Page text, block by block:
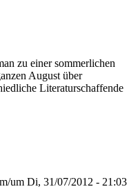
zu einer sommerlichen
August über
Literaturschaffende
um Di, 31/07/2012 - 21:03